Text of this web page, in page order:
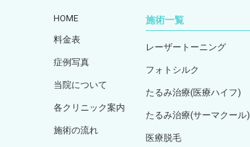
HOME
料金表
症例写真
当院について
各クリニック案内
施術の流れ
施術一覧
レーザートーニング
フォトシルク
たるみ治療(医療ハイフ)
たるみ治療(サーマクール)
医療脱毛